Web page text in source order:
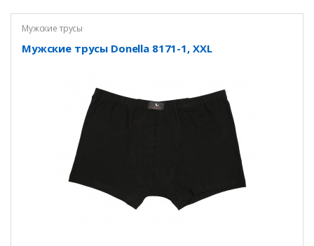
Мужские трусы
Мужские трусы Donella 8171-1, XXL